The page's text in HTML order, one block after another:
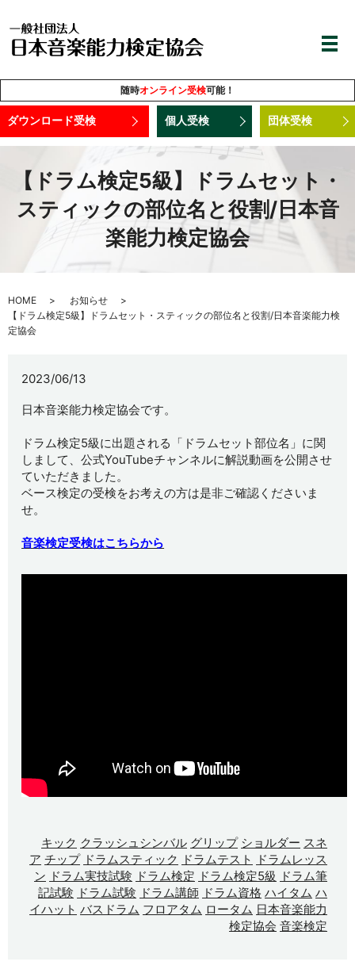
随時オンライン受検可能！
ダウンロード受検 個人受検 団体受検
【ドラム検定5級】ドラムセット・
スティックの部位名と役割/日本音
楽能力検定協会
HOME
お知らせ
【ドラム検定5級】ドラムセット・スティックの部位名と役割/日本音楽能力検
定協会
2023/06/13
日本音楽能力検定協会です。
ドラム検定5級に出題される「ドラムセット部位名」に関
しまして、公式YouTubeチャンネルに解説動画を公開させ
ていただきました。
ベース検定の受検をお考えの方は是非ご確認くださいま
せ。
音楽検定受検はこちらから
キック クラッシュシンバル グリップ ショルダー スネ
ア チップ ドラムスティック ドラムテスト
ドラムレッス
ン ドラム実技試験 ドラム検定 ドラム検定5級 ドラム筆
記試験 ドラム試験 ドラム講師 ドラム資格 ハイタム ハ
イハット バスドラム フロアタム ロータム 日本音楽能力
検定協会 音楽検定